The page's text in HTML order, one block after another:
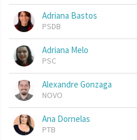
Adriana Bastos
PSDB
Adriana Melo
PSC
Alexandre Gonzaga
NOVO
Ana Dornelas
PTB